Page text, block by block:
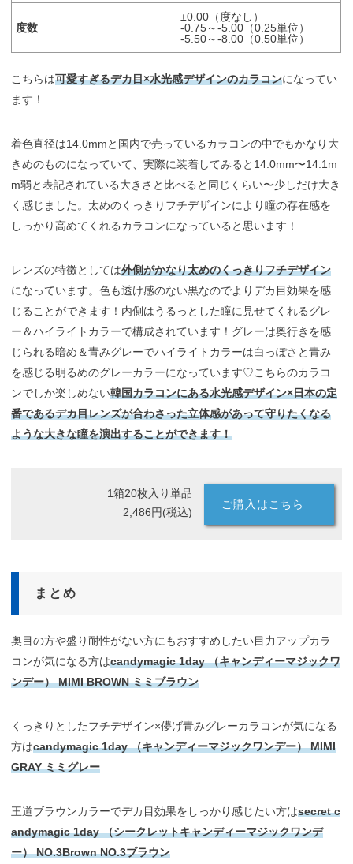
度数
±0.00（度なし）
-0.75～-5.00（0.25単位）
-5.50～-8.00（0.50単位）
こちらは可愛すぎるデカ目×水光感デザインのカラコンになってい
ます！
着色直径は14.0mmと国内で売っているカラコンの中でもかなり大
きめのものになっていて、実際に装着してみると14.0mm〜14.1m
m弱と表記されている大きさと比べると同じくらい〜少しだけ大き
く感じました。太めのくっきりフチデザインにより瞳の存在感を
しっかり高めてくれるカラコンになっていると思います！
レンズの特徴としては外側がかなり太めのくっきりフチデザイン
になっています。色も透け感のない黒なのでよりデカ目効果を感
じることができます！内側はうるっとした瞳に見せてくれるグレ
ー＆ハイライトカラーで構成されています！グレーは奥行きを感
じられる暗め＆青みグレーでハイライトカラーは白っぽさと青み
を感じる明るめのグレーカラーになっています♡こちらのカラコ
ンでしか楽しめない韓国カラコンにある水光感デザイン×日本の定
番であるデカ目レンズが合わさった立体感があって守りたくなる
ような大きな瞳を演出することができます！
1箱20枚入り単品
2,486円(税込)
ご購入はこちら
まとめ
奥目の方や盛り耐性がない方にもおすすめしたい目力アップカラ
コンが気になる方はcandymagic 1day （キャンディーマジックワ
ンデー） MIMI BROWN ミミブラウン
くっきりとしたフチデザイン×儚げ青みグレーカラコンが気になる
方はcandymagic 1day （キャンディーマジックワンデー） MIMI
GRAY ミミグレー
王道ブラウンカラーでデカ目効果をしっかり感じたい方はsecret c
andymagic 1day （シークレットキャンディーマジックワンデ
ー） NO.3Brown NO.3ブラウン